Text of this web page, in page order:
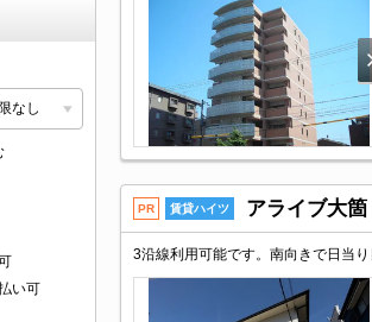
い可
PR 賃貸ハイツ アライブ大箇